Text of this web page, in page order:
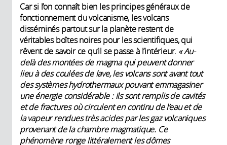
Car si l’on connaît bien les principes généraux de
fonctionnement du volcanisme, les volcans
disséminés partout sur la planète restent de
véritables boîtes noires pour les scientifiques, qui
rêvent de savoir ce qu’il se passe à l’intérieur. « Au-
delà des montées de magma qui peuvent donner
lieu à des coulées de lave, les volcans sont avant tout
des systèmes hydrothermaux pouvant emmagasiner
une énergie considérable : ils sont remplis de cavités
et de fractures où circulent en continu de l’eau et de
la vapeur rendues très acides par les gaz volcaniques
provenant de la chambre magmatique. Ce
phénomène ronge littéralement les dômes